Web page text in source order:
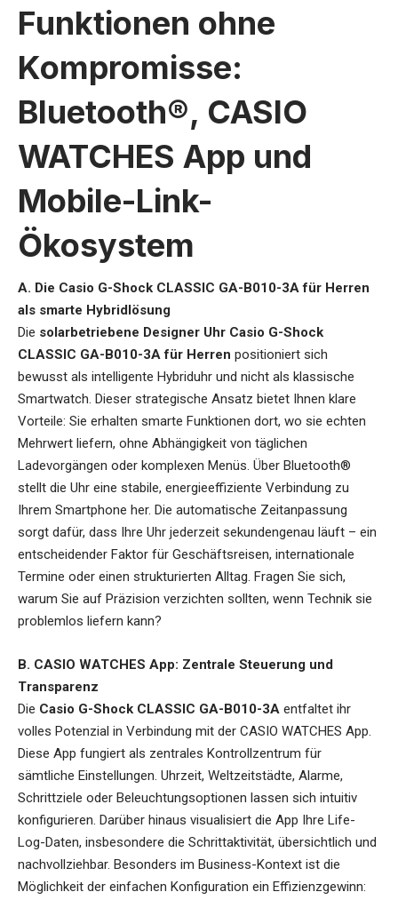
Funktionen ohne
Kompromisse:
Bluetooth®, CASIO
WATCHES App und
Mobile-Link-
Ökosystem
A. Die Casio G-Shock CLASSIC GA-B010-3A für Herren
als smarte Hybridlösung
Die solarbetriebene Designer Uhr Casio G-Shock
CLASSIC GA-B010-3A für Herren positioniert sich
bewusst als intelligente Hybriduhr und nicht als klassische
Smartwatch. Dieser strategische Ansatz bietet Ihnen klare
Vorteile: Sie erhalten smarte Funktionen dort, wo sie echten
Mehrwert liefern, ohne Abhängigkeit von täglichen
Ladevorgängen oder komplexen Menüs. Über Bluetooth®
stellt die Uhr eine stabile, energieeffiziente Verbindung zu
Ihrem Smartphone her. Die automatische Zeitanpassung
sorgt dafür, dass Ihre Uhr jederzeit sekundengenau läuft – ein
entscheidender Faktor für Geschäftsreisen, internationale
Termine oder einen strukturierten Alltag. Fragen Sie sich,
warum Sie auf Präzision verzichten sollten, wenn Technik sie
problemlos liefern kann?
B. CASIO WATCHES App: Zentrale Steuerung und
Transparenz
Die Casio G-Shock CLASSIC GA-B010-3A entfaltet ihr
volles Potenzial in Verbindung mit der CASIO WATCHES App.
Diese App fungiert als zentrales Kontrollzentrum für
sämtliche Einstellungen. Uhrzeit, Weltzeitstädte, Alarme,
Schrittziele oder Beleuchtungsoptionen lassen sich intuitiv
konfigurieren. Darüber hinaus visualisiert die App Ihre Life-
Log-Daten, insbesondere die Schrittaktivität, übersichtlich und
nachvollziehbar. Besonders im Business-Kontext ist die
Möglichkeit der einfachen Konfiguration ein Effizienzgewinn: